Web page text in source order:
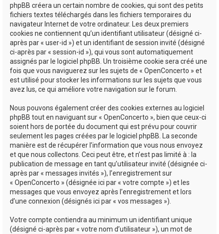
phpBB créera un certain nombre de cookies, qui sont des petits
fichiers textes téléchargés dans les fichiers temporaires du
navigateur Internet de votre ordinateur. Les deux premiers
cookies ne contiennent qu’un identifiant utilisateur (désigné ci-
après par « user-id ») et un identifiant de session invité (désigné
ci-après par « session-id »), qui vous sont automatiquement
assignés par le logiciel phpBB. Un troisième cookie sera créé une
fois que vous naviguerez sur les sujets de « OpenConcerto » et
est utilisé pour stocker les informations sur les sujets que vous
avez lus, ce qui améliore votre navigation sur le forum.
Nous pouvons également créer des cookies externes au logiciel
phpBB tout en naviguant sur « OpenConcerto », bien que ceux-ci
soient hors de portée du document qui est prévu pour couvrir
seulement les pages créées par le logiciel phpBB. La seconde
manière est de récupérer l’information que vous nous envoyez
et que nous collectons. Ceci peut être, et n’est pas limité à : la
publication de message en tant qu’utilisateur invité (désignée ci-
après par « messages invités »), l’enregistrement sur
« OpenConcerto » (désignée ici par « votre compte ») et les
messages que vous envoyez après l’enregistrement et lors
d’une connexion (désignés ici par « vos messages »).
Votre compte contiendra au minimum un identifiant unique
(désigné ci-après par « votre nom d’utilisateur »), un mot de